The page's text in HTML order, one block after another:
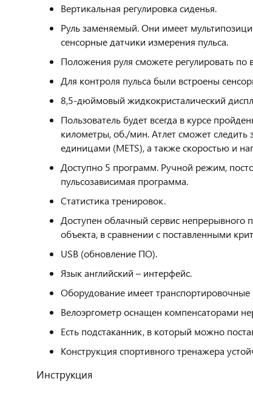
Вертикальная регулировка сиденья.
Руль заменяемый. Они имеет
сенсорные датчики измерения пульса.
Положения руля сможете регулировать по
Для контроля пульса были встроены
8,5-дюймовый жидкокристалический
Пользователь будет всегда в курсе
километры, об./мин. Атлет сможет следить
единицами (METS), а также скоростью и
Доступно 5 программ. Ручной режим,
пульсозависимая программа.
Статистика тренировок.
Доступен облачный сервис непрерывного
объекта, в сравнении с поставленными
USB (обновление ПО).
Язык английский – интерфейс.
Оборудование имеет транспортировочные
Велоэргометр оснащен компенсаторами
Есть подстаканник, в который можно
Конструкция спортивного тренажера
Инструкция